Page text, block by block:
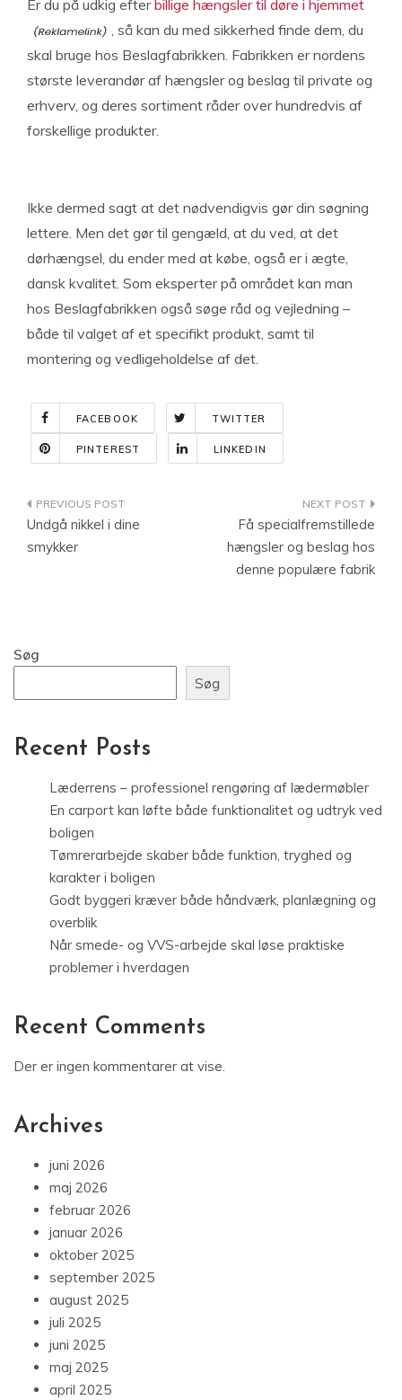
Er du på udkig efter billige hængsler til døre i hjemmet
, så kan du med sikkerhed finde dem, du
skal bruge hos Beslagfabrikken. Fabrikken er nordens
største leverandør af hængsler og beslag til private og
erhverv, og deres sortiment råder over hundredvis af
forskellige produkter.
Ikke dermed sagt at det nødvendigvis gør din søgning
lettere. Men det gør til gengæld, at du ved, at det
dørhængsel, du ender med at købe, også er i ægte,
dansk kvalitet. Som eksperter på området kan man
hos Beslagfabrikken også søge råd og vejledning –
både til valget af et specifikt produkt, samt til
montering og vedligeholdelse af det.
FACEBOOK TWITTER
PINTEREST LINKEDIN
Indlægsnavigation
Undgå nikkel i dine
smykker
Få specialfremstillede
hængsler og beslag hos
denne populære fabrik
Søg
Søg
Recent Posts
Læderrens – professionel rengøring af lædermøbler
En carport kan løfte både funktionalitet og udtryk ved
boligen
Tømrerarbejde skaber både funktion, tryghed og
karakter i boligen
Godt byggeri kræver både håndværk, planlægning og
overblik
Når smede- og VVS-arbejde skal løse praktiske
problemer i hverdagen
Recent Comments
Der er ingen kommentarer at vise.
Archives
juni 2026
maj 2026
februar 2026
januar 2026
oktober 2025
september 2025
august 2025
juli 2025
juni 2025
maj 2025
april 2025